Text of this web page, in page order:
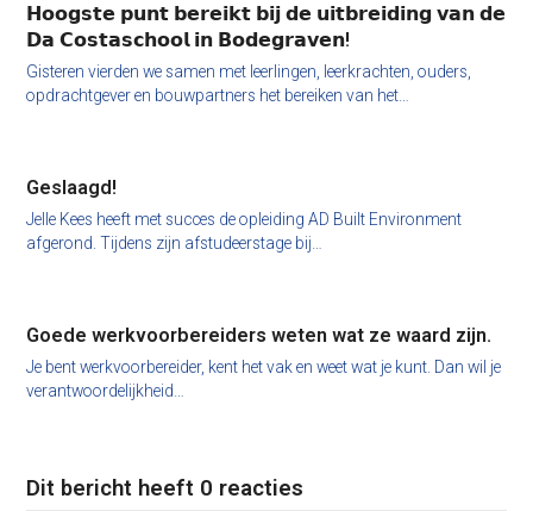
𝗛𝗼𝗼𝗴𝘀𝘁𝗲 𝗽𝘂𝗻𝘁 𝗯𝗲𝗿𝗲𝗶𝗸𝘁 𝗯𝗶𝗷 𝗱𝗲 𝘂𝗶𝘁𝗯𝗿𝗲𝗶𝗱𝗶𝗻𝗴 𝘃𝗮𝗻 𝗱𝗲
𝗗𝗮 𝗖𝗼𝘀𝘁𝗮𝘀𝗰𝗵𝗼𝗼𝗹 𝗶𝗻 𝗕𝗼𝗱𝗲𝗴𝗿𝗮𝘃𝗲𝗻!
Gisteren vierden we samen met leerlingen, leerkrachten, ouders,
opdrachtgever en bouwpartners het bereiken van het…
Geslaagd!
Jelle Kees heeft met succes de opleiding AD Built Environment
afgerond. Tijdens zijn afstudeerstage bij…
Goede werkvoorbereiders weten wat ze waard zijn.
Je bent werkvoorbereider, kent het vak en weet wat je kunt. Dan wil je
verantwoordelijkheid…
Dit bericht heeft 0 reacties